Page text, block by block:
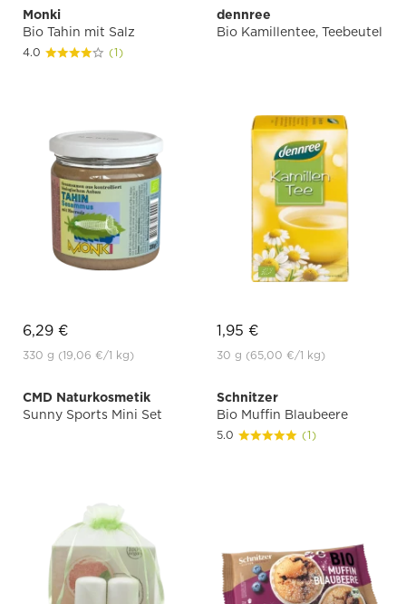
Monki
Bio Tahin mit Salz
4.0 (1)
6,29 €
330 g (19,06 €/1 kg)
dennree
Bio Kamillentee, Teebeutel
1,95 €
30 g (65,00 €/1 kg)
CMD Naturkosmetik
Sunny Sports Mini Set
Schnitzer
Bio Muffin Blaubeere
5.0 (1)